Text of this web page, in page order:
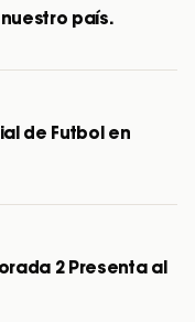
nuestro país.
de Futbol en
2 Presenta al